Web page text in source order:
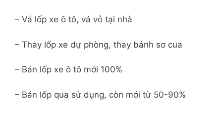
– Vá lốp xe ô tô, vá vỏ tại nhà
– Thay lốp xe dự phòng, thay bánh sơ cua
– Bán lốp xe ô tô mới 100%
– Bán lốp qua sử dụng, còn mới từ 50-90%